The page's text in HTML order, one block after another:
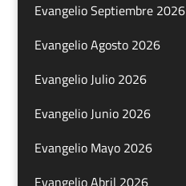
Evangelio Septiembre 2026
Evangelio Agosto 2026
Evangelio Julio 2026
Evangelio Junio 2026
Evangelio Mayo 2026